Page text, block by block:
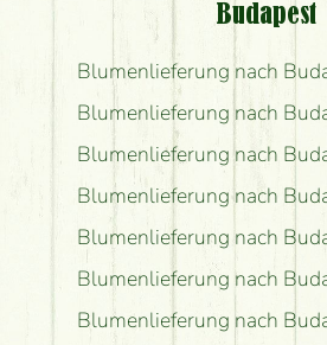
Budapest
Blumenlieferung nach
Blumenlieferung nach
Blumenlieferung nach
Blumenlieferung nach
Blumenlieferung nach
Blumenlieferung nach
Blumenlieferung nach